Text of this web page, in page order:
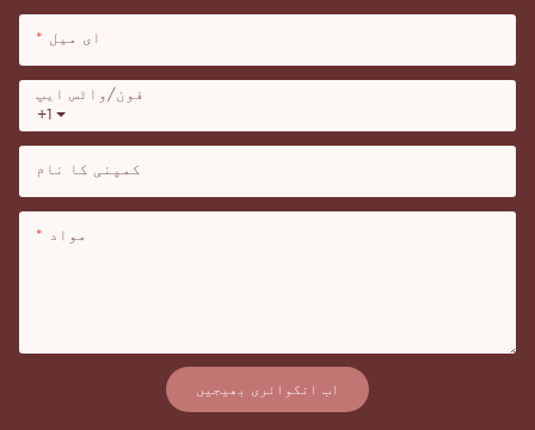
ای میل
+1
فون/واٹس ایپ
کمپنی کا نام
مواد
اب انکوائری بھیجیں